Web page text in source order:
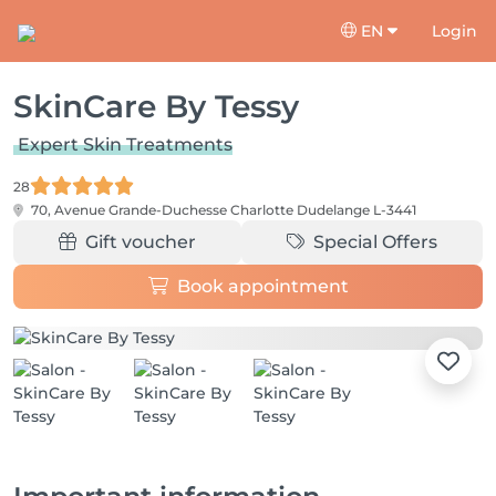
EN Login
SkinCare By Tessy
Expert Skin Treatments
28
70, Avenue Grande-Duchesse Charlotte Dudelange L-3441
Gift voucher Special Offers
Book appointment